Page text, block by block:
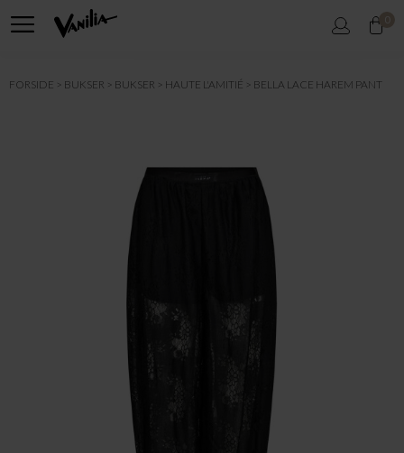
0
FORSIDE BUKSER BUKSER HAUTE L'AMITIÉ BELLA LACE HAREM PANT